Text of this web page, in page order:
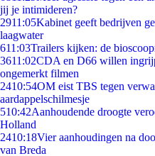
jij je intimideren?
2911:05Kabinet geeft bedrijven
laagwater
611:03Trailers kijken: de
3611:02CDA en D66 willen
ongemerkt filmen
2410:54OM eist TBS tegen
aardappelschilmesje
510:42Aanhoudende droogte
Holland
2410:18Vier aanhoudingen na
van Breda